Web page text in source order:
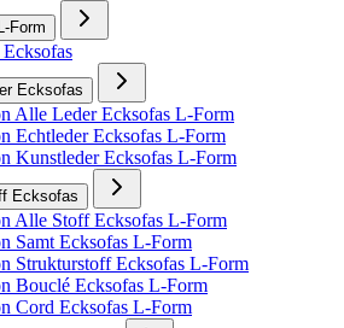
Form
Ecksofas
Alle Leder Ecksofas L-Form
Echtleder Ecksofas L-Form
Kunstleder Ecksofas L-Form
Ecksofas
Alle Stoff Ecksofas L-Form
Samt Ecksofas L-Form
Strukturstoff Ecksofas L-Form
Bouclé Ecksofas L-Form
Cord Ecksofas L-Form